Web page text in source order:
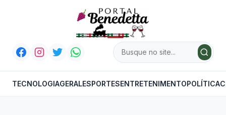
TECNOLOGIAGERALESPORTESENTRETENIMENTOPOLÍTICA